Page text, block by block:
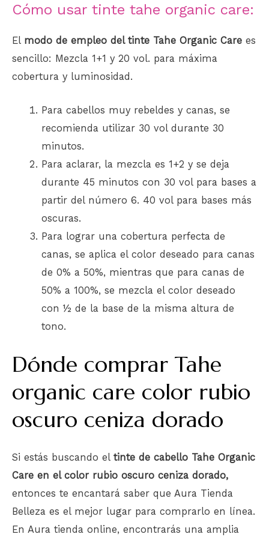
Cómo usar tinte tahe organic care:
El modo de empleo del tinte Tahe Organic Care es
sencillo: Mezcla 1+1 y 20 vol. para máxima
cobertura y luminosidad.
Para cabellos muy rebeldes y canas, se
recomienda utilizar 30 vol durante 30
minutos.
Para aclarar, la mezcla es 1+2 y se deja
durante 45 minutos con 30 vol para bases a
partir del número 6. 40 vol para bases más
oscuras.
Para lograr una cobertura perfecta de
canas, se aplica el color deseado para canas
de 0% a 50%, mientras que para canas de
50% a 100%, se mezcla el color deseado
con ½ de la base de la misma altura de
tono.
Dónde comprar Tahe
organic care color rubio
oscuro ceniza dorado
Si estás buscando el tinte de cabello Tahe Organic
Care en el color rubio oscuro ceniza dorado,
entonces te encantará saber que Aura Tienda
Belleza es el mejor lugar para comprarlo en línea.
En Aura tienda online, encontrarás una amplia